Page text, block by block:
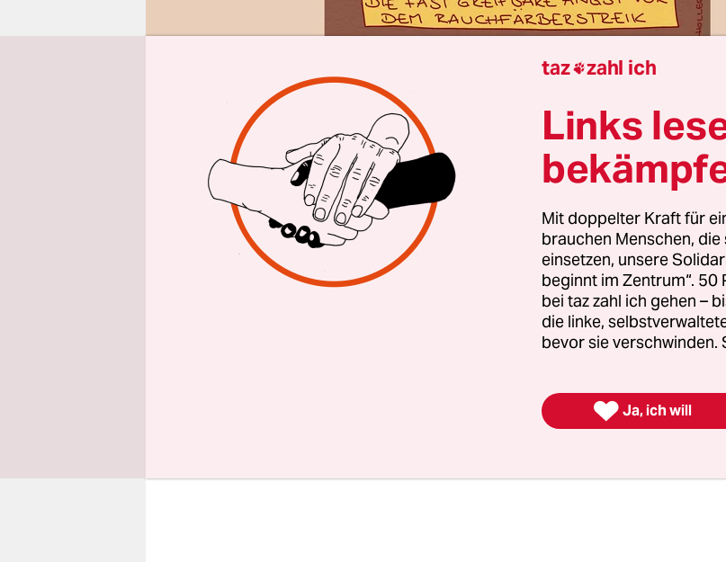
VonThilo Bock
Euer Eminenz, hoch verehrter Monsignore, lieber
wie ich auf Radio Vatikan, meinem absoluten
habe, brauchen Sie in Rom einen neuen Boss.
Papstwahlkomitee leiten, möchte ich Sie bitten,
ernsthaft in Betracht zu ziehen. Vor allem möchte
werden. Deshalb will ich ehrlich zu Ihnen sein:
Bewerbung eine innere Notwendigkeit.
taz zahl ich
Links
Mit doppelter Kraft für
brauchen Menschen,
einsetzen, unsere
beginnt im Zentrum“. 50
bei taz zahl ich gehen –
die linke,
bevor sie verschwinden.
 Ja, ich will